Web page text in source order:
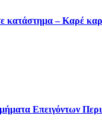
κατάστημα – Καρέ
Επειγόντων